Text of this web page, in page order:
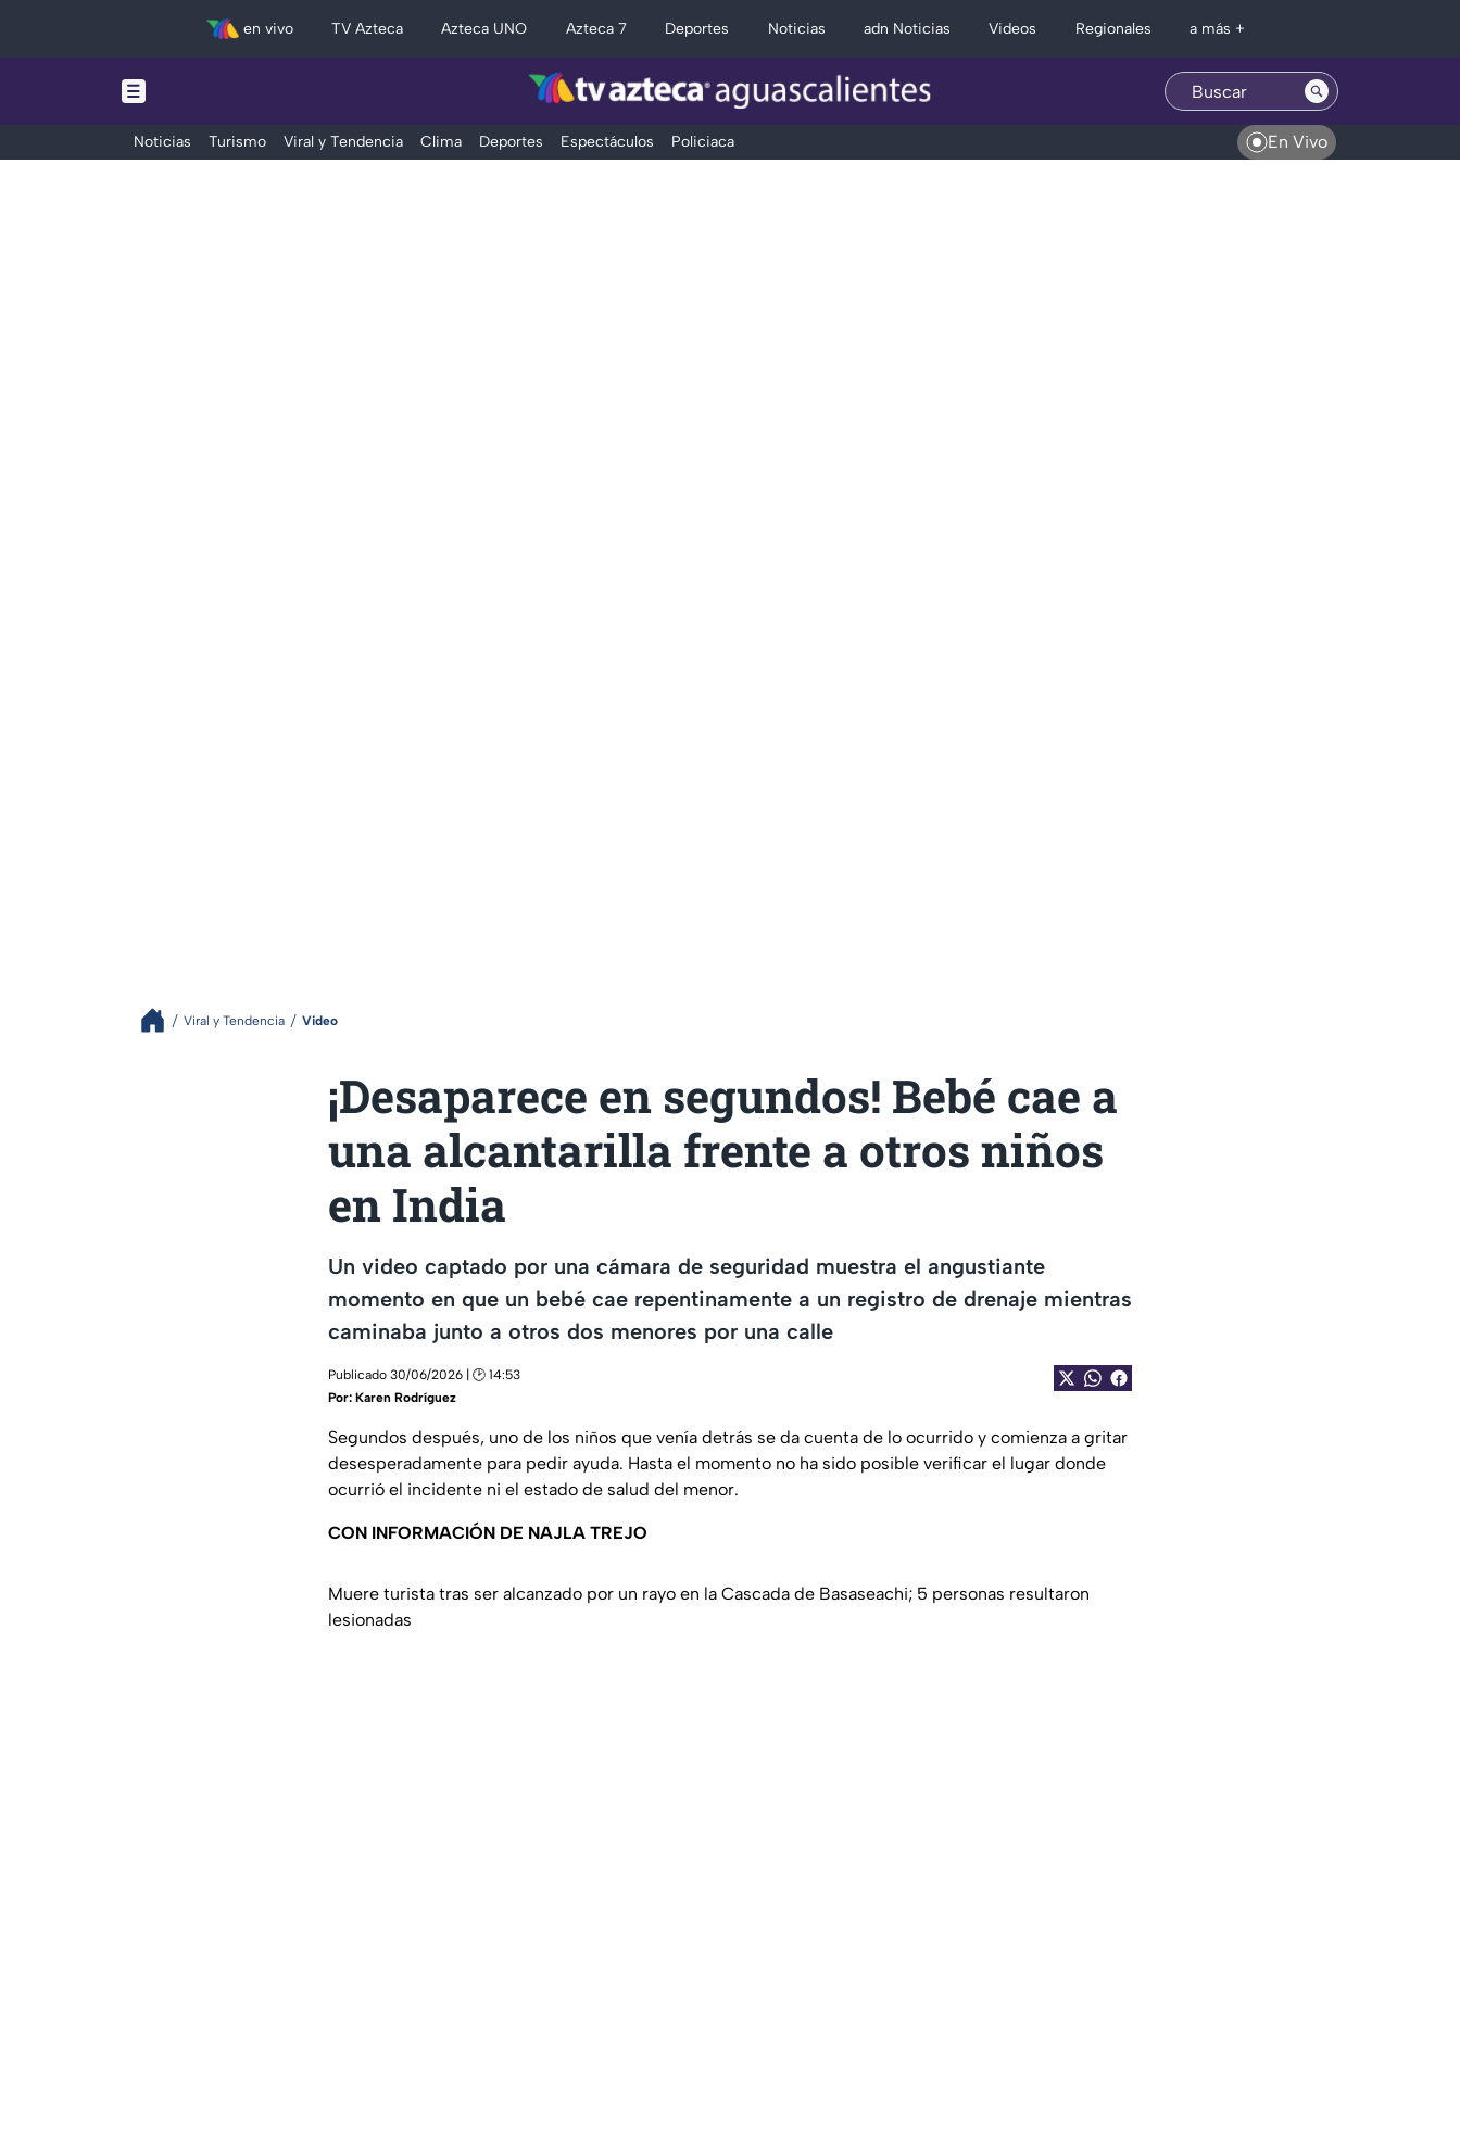
en vivo TV Azteca Azteca UNO Azteca 7 Deportes Noticias adn Noticias Videos Regionales a más +
Noticias Turismo Viral y Tendencia Clima Deportes Espectáculos Policiaca En Vivo
Viral y Tendencia Video
¡Desaparece en segundos! Bebé cae a
una alcantarilla frente a otros niños
en India
Un video captado por una cámara de seguridad muestra el angustiante
momento en que un bebé cae repentinamente a un registro de drenaje mientras
caminaba junto a otros dos menores por una calle
Publicado 30/06/2026 | 🕑 14:53
Por: Karen Rodríguez
Segundos después, uno de los niños que venía detrás se da cuenta de lo ocurrido y comienza a gritar
desesperadamente para pedir ayuda. Hasta el momento no ha sido posible verificar el lugar donde
ocurrió el incidente ni el estado de salud del menor.
CON INFORMACIÓN DE NAJLA TREJO
Muere turista tras ser alcanzado por un rayo en la Cascada de Basaseachi; 5 personas resultaron
lesionadas